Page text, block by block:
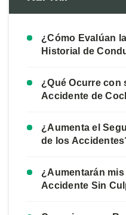
¿Cómo Evalúan
Historial de
¿Qué Ocurre con
Accidente de
¿Aumenta el
de los
¿Aumentarán
Accidente Sin